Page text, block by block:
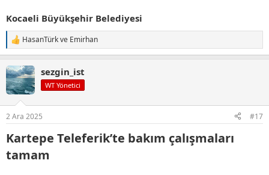
Kocaeli Büyükşehir Belediyesi
T
e
k
i
l
HasanTürkve Emirhan
sezgin_ist
WT Yönetici
2 Ara 2025 #17
Kartepe Teleferik’te bakım çalışmaları
tamam​